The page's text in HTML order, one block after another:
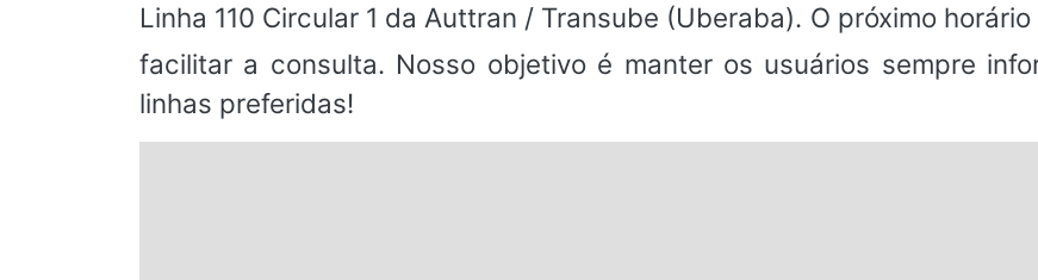
Linha 110 Circular 1 da Auttran / Transube (Uberaba). O próximo
facilitar a consulta. Nosso objetivo é manter os usuários sempre
linhas preferidas!